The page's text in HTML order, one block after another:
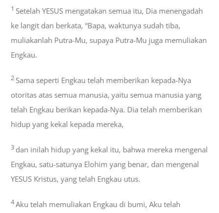
1 Setelah YESUS mengatakan semua itu, Dia menengadah
ke langit dan berkata, “Bapa, waktunya sudah tiba,
muliakanlah Putra-Mu, supaya Putra-Mu juga memuliakan
Engkau.
2 Sama seperti Engkau telah memberikan kepada-Nya
otoritas atas semua manusia, yaitu semua manusia yang
telah Engkau berikan kepada-Nya. Dia telah memberikan
hidup yang kekal kepada mereka,
3 dan inilah hidup yang kekal itu, bahwa mereka mengenal
Engkau, satu-satunya Elohim yang benar, dan mengenal
YESUS Kristus, yang telah Engkau utus.
4Aku telah memuliakan Engkau di bumi, Aku telah